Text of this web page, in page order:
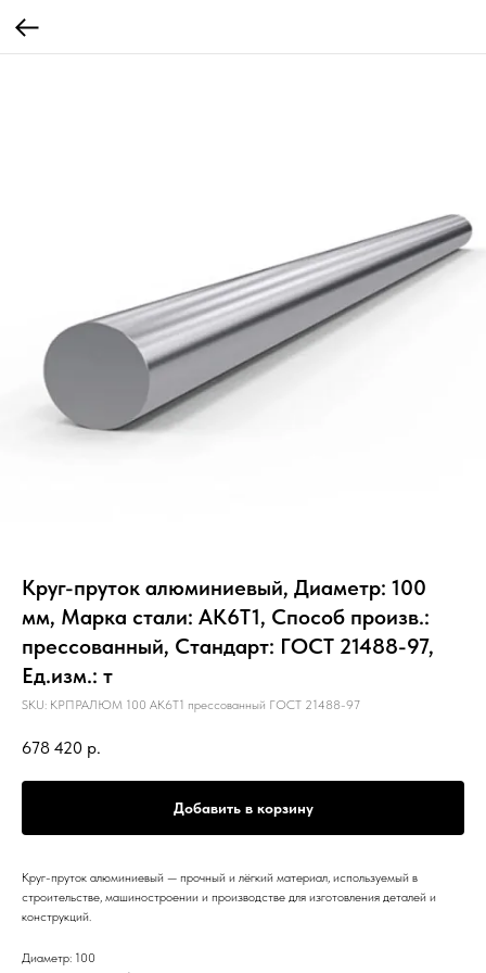
Круг-пруток алюминиевый, Диаметр: 100
мм, Марка стали: АК6Т1, Способ произв.:
прессованный, Стандарт: ГОСТ 21488-97,
Ед.изм.: т
SKU: КРПРАЛЮМ 100 АК6Т1 прессованный ГОСТ 21488-97
678 420 р.
Добавить в корзину
Круг-пруток алюминиевый — прочный и лёгкий материал, используемый в
строительстве, машиностроении и производстве для изготовления деталей и
конструкций.
Диаметр: 100